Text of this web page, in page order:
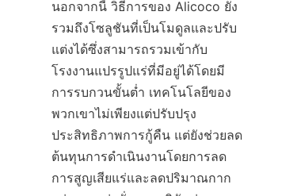
นอกจากนี้ วิธีการของ Alicoco ยัง
รวมถึงโซลูชันที่เป็นโมดูลและปรับ
แต่งได้ซึ่งสามารถรวมเข้ากับ
โรงงานแปรรูปแร่ที่มีอยู่ได้โดยมี
การรบกวนขั้นต่ำ เทคโนโลยีของ
พวกเขาไม่เพียงแต่ปรับปรุง
ประสิทธิภาพการกู้คืน แต่ยังช่วยลด
ต้นทุนการดำเนินงานโดยการลด
การสูญเสียแร่และลดปริมาณกาก